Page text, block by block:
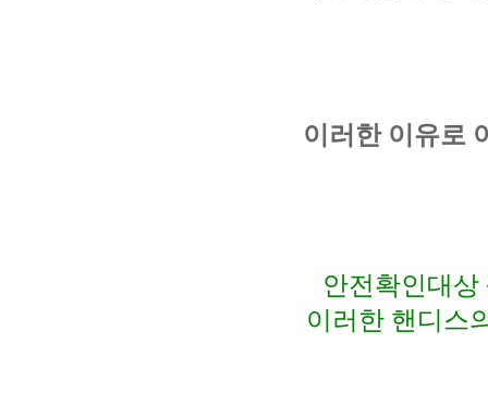
이러한 이유로
안전확인대
이러한 핸디스